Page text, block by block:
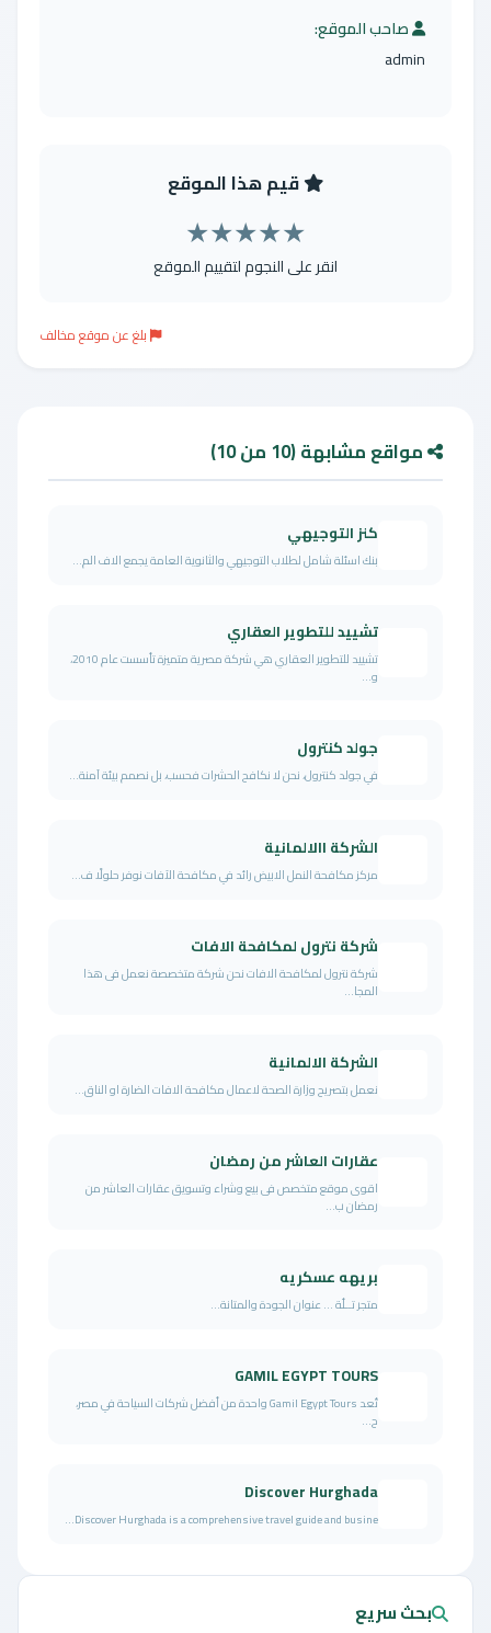
صاحب الموقع:
admin
قيم هذا الموقع
★
★
★
★
★
انقر على النجوم لتقييم الموقع
بلغ عن موقع مخالف
مواقع مشابهة (10 من 10)
كنز التوجيهي
بنك اسئلة شامل لطلاب التوجيهي والثانوية العامة يجمع الاف الم...
تشييد للتطوير العقاري
تشييد للتطوير العقاري هي شركة مصرية متميزة تأسست عام 2010،
و...
جولد كنترول
في جولد كنترول، نحن لا نكافح الحشرات فحسب، بل نصمم بيئة آمنة...
الشركة االالمانية
مركز مكافحة النمل الابيض رائد في مكافحة الآفات نوفر حلولًا ف...
شركة نترول لمكافحة الافات
شركة نترول لمكافحة الافات نحن شركة متخصصة نعمل فى هذا
المجا...
الشركة الالمانية
نعمل بتصريح وزارة الصحة لاعمال مكافحة الافات الضارة او الناق...
عقارات العاشر من رمضان
اقوى موقع متخصص فى بيع وشراء وتسويق عقارات العاشر من
رمضان ب...
بريهه عسكريه
متجر تــلُة ... عنوان الجودة والمتانة...
GAMIL EGYPT TOURS
تُعد Gamil Egypt Tours واحدة من أفضل شركات السياحة في مصر،
ح...
Discover Hurghada
Discover Hurghada is a comprehensive travel guide and busine...
بحث سريع